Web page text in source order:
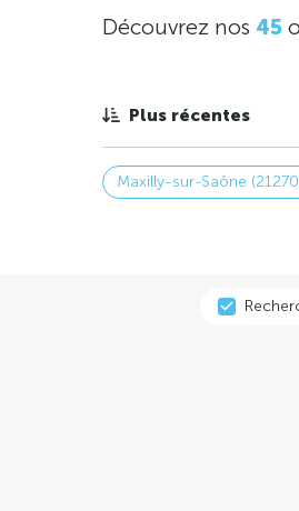
Découvrez nos 45
Plus récentes
Maxilly-sur-Saône